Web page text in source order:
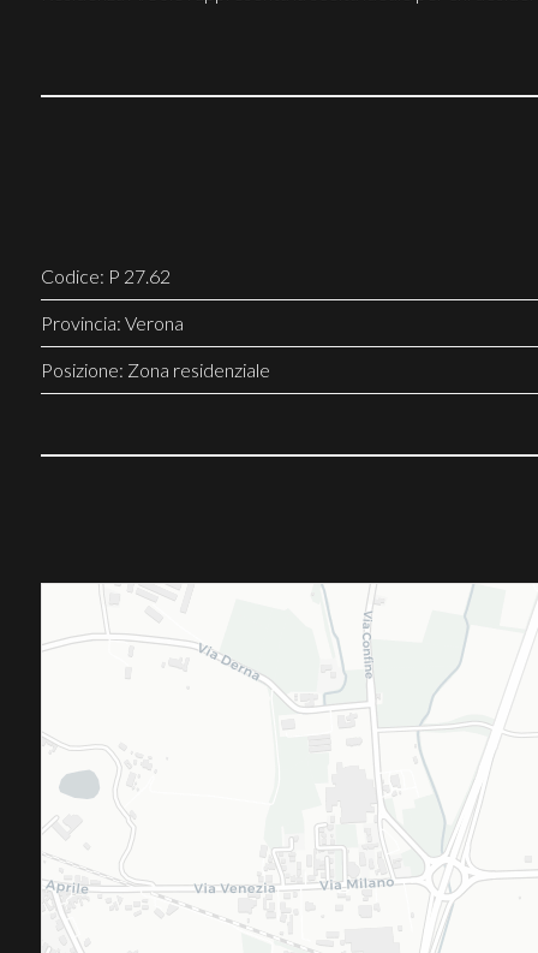
Codice: P 27.62
Provincia: Verona
Posizione: Zona residenziale